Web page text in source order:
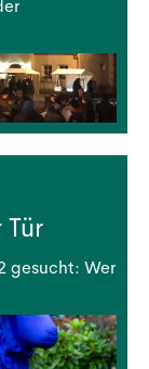
gesucht: Wer